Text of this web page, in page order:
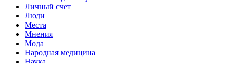
Личный счет
Люди
Места
Мнения
Мода
Народная медицина